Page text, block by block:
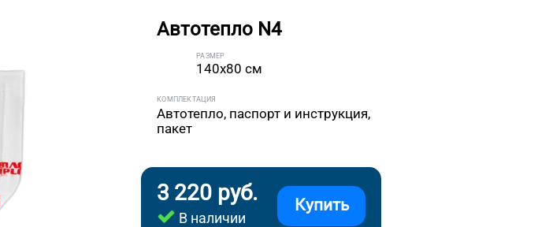
Автотепло N4
РАЗМЕР
140x80 см
КОМПЛЕКТАЦИЯ
Автотепло, паспорт и инструкция,
пакет
3 220 руб.
В наличии
Купить